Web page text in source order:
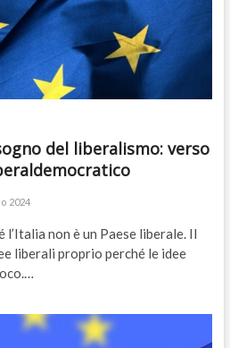
del liberalismo: verso
2024
non è un Paese liberale. Il
liberali proprio perché le idee